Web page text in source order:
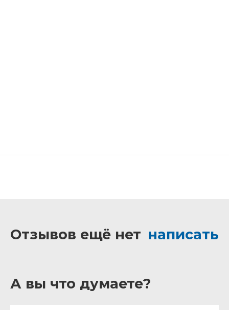
Отзывов ещё нет написать
А вы что думаете?